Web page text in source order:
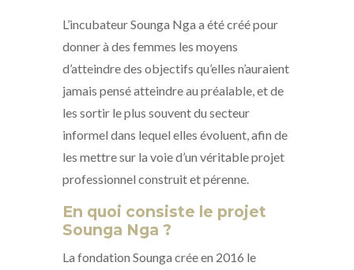
L’incubateur Sounga Nga a été créé pour
donner à des femmes les moyens
d’atteindre des objectifs qu’elles n’auraient
jamais pensé atteindre au préalable, et de
les sortir le plus souvent du secteur
informel dans lequel elles évoluent, afin de
les mettre sur la voie d’un véritable projet
professionnel construit et pérenne.
En quoi consiste le projet
Sounga Nga ?
La fondation Sounga crée en 2016 le